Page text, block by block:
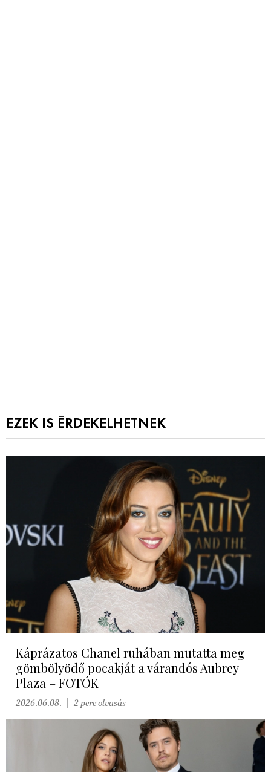
EZEK IS ÉRDEKELHETNEK
Káprázatos Chanel ruhában mutatta meg
gömbölyödő pocakját a várandós Aubrey
Plaza – FOTÓK
2026.06.08. 2 perc olvasás